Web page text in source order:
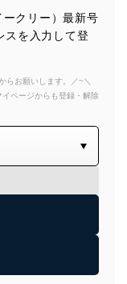
クリー）最新号
スを入力して登
お願いします。／~＼
ページからも登録・解除